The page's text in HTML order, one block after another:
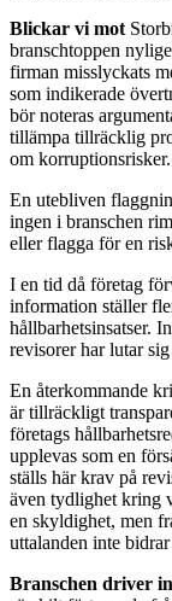
Blickar vi mot
branschtoppen
firman misslyckats
som indikerade
bör noteras
tillämpa tillräcklig
om korruptionsrisker.
En utebliven
ingen i branschen
eller flagga för en
I en tid då företag
information ställer
hållbarhetsinsatser.
revisorer har lutar
En återkommande
är tillräckligt
företags
upplevas som en
ställs här krav på
även tydlighet kring
en skyldighet, men
uttalanden inte
Branschen driver